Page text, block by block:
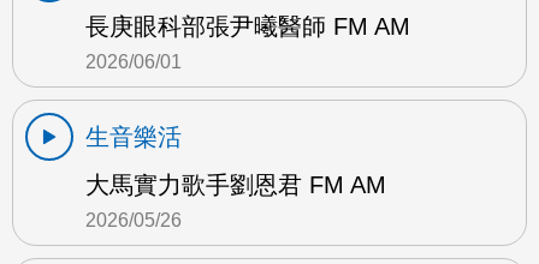
長庚眼科部張尹曦醫師 FM AM
2026/06/01
生音樂活
大馬實力歌手劉恩君 FM AM
2026/05/26